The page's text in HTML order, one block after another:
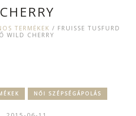
CHERRY
TERMÉKEK / FRUISSE TUSFÜRD
WILD CHERRY
NŐI SZÉPSÉGÁPOLÁS